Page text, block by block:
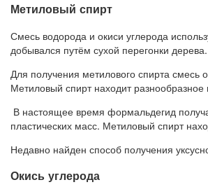
Метиловый спирт
Смесь водорода и окиси углерода
добывался путём сухой перегонки дерева.
Для получения метилового спирта
Метиловый спирт находит
В настоящее время формальдегид
пластических масс. Метиловый спирт
Недавно найден способ получения
Окись углерода